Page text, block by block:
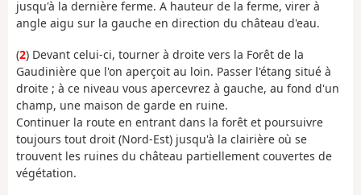
jusqu'à la dernière ferme. A hauteur de la ferme, virer à
angle aigu sur la gauche en direction du château d'eau.
(2) Devant celui-ci, tourner à droite vers la Forêt de la
Gaudinière que l'on aperçoit au loin. Passer l'étang situé à
droite ; à ce niveau vous apercevrez à gauche, au fond d'un
champ, une maison de garde en ruine.
Continuer la route en entrant dans la forêt et poursuivre
toujours tout droit (Nord-Est) jusqu'à la clairière où se
trouvent les ruines du château partiellement couvertes de
végétation.